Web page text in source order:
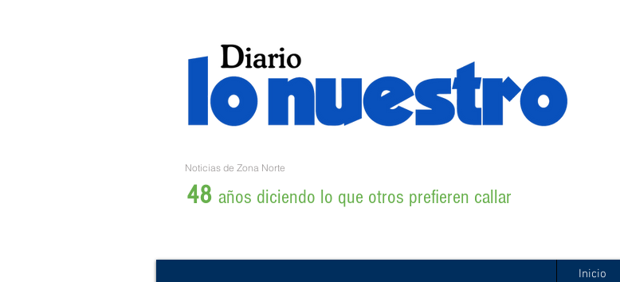
Noticias de Zona Norte
48 años diciendo lo que otros prefieren callar
Inicio